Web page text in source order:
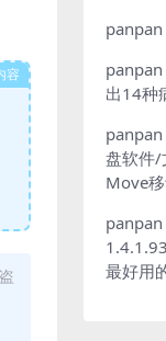
容
panpan
panpan
出14种
panpan
盘软件/
Move
panpan
最好用